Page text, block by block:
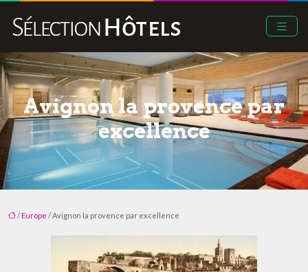
Avignon la provence par
excellence
/ Europe / Avignon la provence par excellence